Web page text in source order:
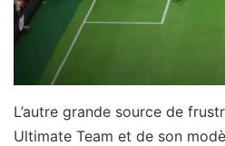
L’autre grande source de
Ultimate Team et de son